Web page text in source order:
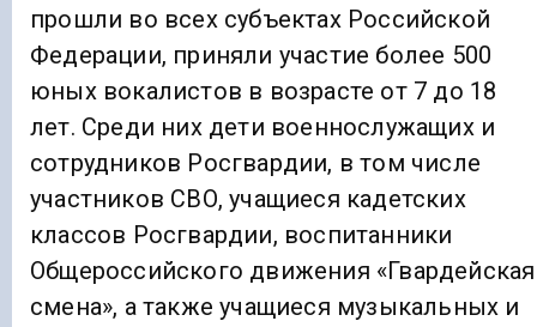
прошли во всех субъектах Российской
Федерации, приняли участие более 500
юных вокалистов в возрасте от 7 до 18
лет. Среди них дети военнослужащих и
сотрудников Росгвардии, в том числе
участников СВО, учащиеся кадетских
классов Росгвардии, воспитанники
Общероссийского движения «Гвардейская
смена», а также учащиеся музыкальных и